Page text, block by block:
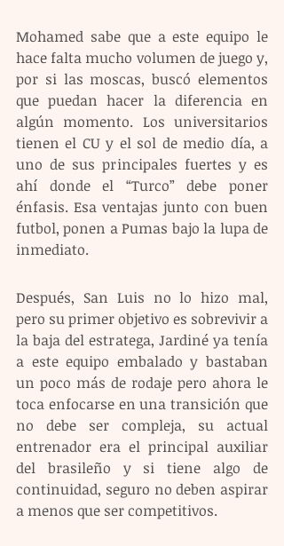
Mohamed sabe que a este equipo le
hace falta mucho volumen de juego y,
por si las moscas, buscó elementos
que puedan hacer la diferencia en
algún momento. Los universitarios
tienen el CU y el sol de medio día, a
uno de sus principales fuertes y es
ahí donde el “Turco” debe poner
énfasis. Esa ventajas junto con buen
futbol, ponen a Pumas bajo la lupa de
inmediato.
Después, San Luis no lo hizo mal,
pero su primer objetivo es sobrevivir a
la baja del estratega, Jardiné ya tenía
a este equipo embalado y bastaban
un poco más de rodaje pero ahora le
toca enfocarse en una transición que
no debe ser compleja, su actual
entrenador era el principal auxiliar
del brasileño y si tiene algo de
continuidad, seguro no deben aspirar
a menos que ser competitivos.